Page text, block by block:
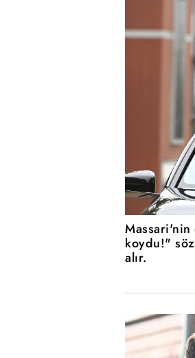
Massari'nin
koydu!"
alır.